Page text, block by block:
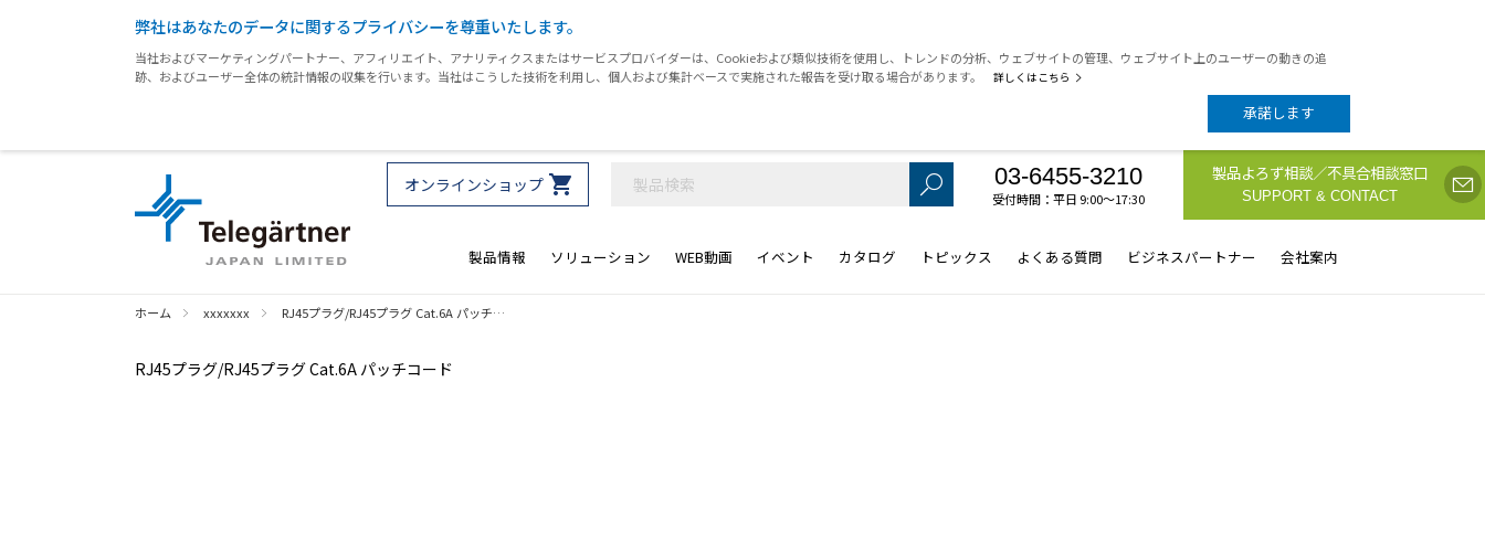
弊社はあなたのデータに関するプライバシーを尊重いたします。
当社およびマーケティングパートナー、アフィリエイト、アナリティクスまたはサービスプロバイダーは、Cookieおよび類似技術を使用し、トレンドの分析、ウェブサイトの管理、ウェブサイト上のユーザーの動きの追
跡、およびユーザー全体の統計情報の収集を行います。当社はこうした技術を利用し、個人および集計ベースで実施された報告を受け取る場合があります。
詳しくはこちら
承諾します
オンラインショップ 03-6455-3210
受付時間：平日 9:00〜17:30
製品よろず相談／不具合相談窓口
SUPPORT & CONTACT
製品情報 ソリューション WEB動画 イベント カタログ トピックス よくある質問 ビジネスパートナー 会社案内
ホーム xxxxxxx RJ45プラグ/RJ45プラグ Cat.6A パッチ…
RJ45プラグ/RJ45プラグ Cat.6A パッチコード